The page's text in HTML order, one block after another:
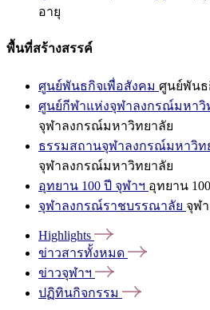
อายุ
พื้นที่สร้างสรรค์
ศูนย์พันธกิจเพื่อสังคม ศูนย์พันธ
ศูนย์กีฬาแห่งจุฬาลงกรณ์มหาวิ
จุฬาลงกรณ์มหาวิทยาลัย
ธรรมสถานจุฬาลงกรณ์มหาวิท
จุฬาลงกรณ์มหาวิทยาลัย
อุทยาน 100 ปี จุฬาฯ อุทยาน
จุฬาลงกรณ์ราชบรรณาลัย จุฬ
Highlights
ข่าวสารทั้งหมด
ข่าวจุฬาฯ
ปฏิทินกิจกรรม